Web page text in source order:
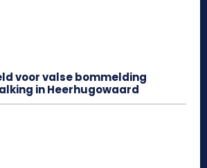
voor valse bommelding
in Heerhugowaard